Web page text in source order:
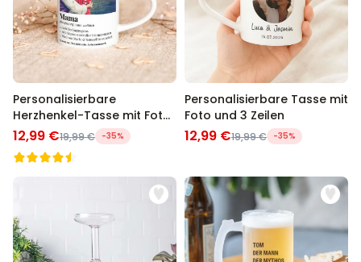
Personalisierbare
Herzhenkel-Tasse mit Foto
und Definition
12,99 €19,99 € -35%
Personalisierbare Tasse mit
Foto und 3 Zeilen
12,99 €19,99 € -35%